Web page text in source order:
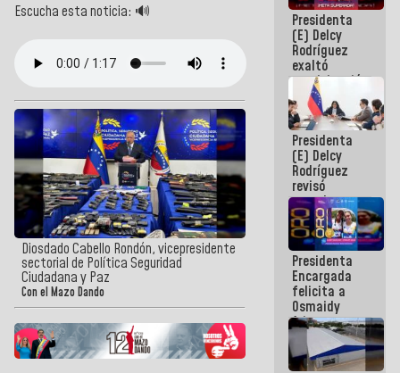
Escucha esta noticia: 🔊
Diosdado Cabello Rondón, vicepresidente
sectorial de Política Seguridad
Ciudadana y Paz
Con el Mazo Dando
Presidenta
(E) Delcy
Rodríguez
exaltó
participación
de
Venezuela
en Juegos
Centroamericanos
y del Caribe
2026
Presidenta
(E) Delcy
Rodríguez
revisó
agenda
económica y
ejecución de
fondos de
emergencia
post-sismos
Presidenta
Encargada
felicita a
Osmaidy
Arias y
Giraly
Marcano por
hacer